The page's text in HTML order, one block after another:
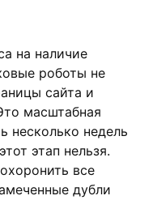
на наличие
роботы не
сайта и
масштабная
несколько недель
этап нельзя.
все
дубли